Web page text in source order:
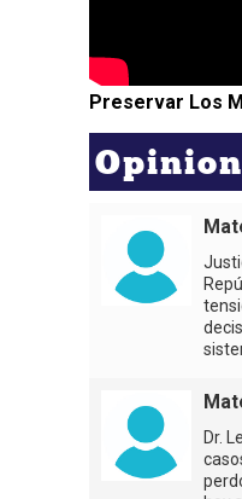
Preservar Los
Dr.